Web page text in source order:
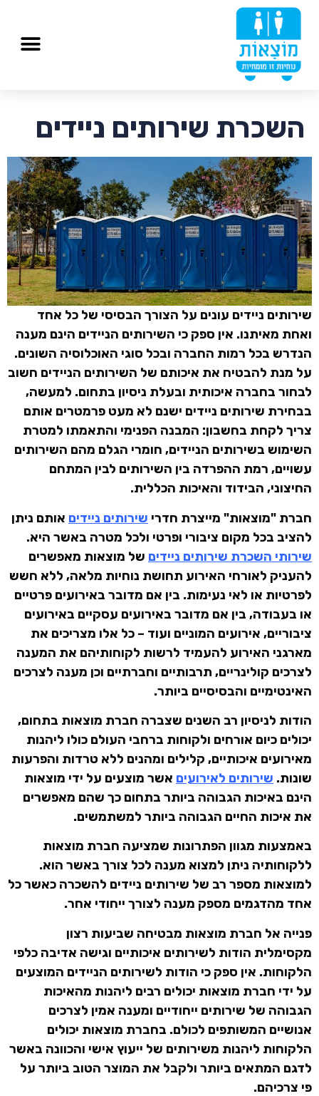
השכרת שירותים ניידים
שירותים ניידים עונים על הצורך הבסיסי של כל אחד
ואחת מאיתנו. אין ספק כי השירותים הניידים הינם מענה
הנדרש בכל רמות החברה ובכל סוגי האוכלוסיה השונים.
על מנת להבטיח את איכותם של השירותים הניידים חשוב
לבחור בחברה איכותית ובעלת ניסיון בתחום. למעשה,
בבחירת שירותים ניידים ישנם לא מעט פרמטרים אותם
צריך לקחת בחשבון: המבנה הפנימי והתאמתו למטרת
השימוש בשירותים הניידים, חומרי הגלם מהם השירותים
עשויים, רמת ההפרדה בין השירותים לבין המתחם
החיצוני, הבידוד והאיכות הכללית.
חברת "מוצאות" מייצרת חדרי שירותים ניידים אותם ניתן
להציב בכל מקום ציבורי ופרטי ולכל מטרה באשר היא.
שירותי השכרת שירותים ניידים של מוצאות מאפשרים
להעניק לאורחי האירוע תחושת נוחיות מלאה, ללא חשש
לפרטיות או לאי נעימות. בין אם מדובר באירועים פרטיים
או בעבודה, בין אם מדובר באירועים עסקיים באירועים
ציבוריים, אירועים המוניים ועוד – כל אלו מצריכים את
מארגני האירוע להעמיד לרשות לקוחותיהם את המענה
לצרכים קולינריים, תרבותיים וחברתיים וכן מענה לצרכים
האינטימיים והבסיסיים ביותר.
הודות לניסיון רב השנים שצברה חברת מוצאות בתחום,
יכולים כיום אורחים ולקוחות ברחבי העולם כולו ליהנות
מאירועים איכותיים, קלילים ומהנים ללא טרדות והפרעות
שונות. שירותים לאירועים אשר מוצעים על ידי מוצאות
הינם באיכות הגבוהה ביותר בתחום כך שהם מאפשרים
את איכות החיים הגבוהה ביותר למשתמשים.
באמצעות מגוון הפתרונות שמציעה חברת מוצאות
ללקוחותיה ניתן למצוא מענה לכל צורך באשר הוא.
למוצאות מספר רב של שירותים ניידים להשכרה כאשר כל
אחד מהדגמים מספק מענה לצורך ייחודי אחר.
פנייה אל חברת מוצאות מבטיחה שביעות רצון
מקסימלית הודות לשירותים איכותיים וגישה אדיבה כלפי
הלקוחות. אין ספק כי הודות לשירותים הניידים המוצעים
על ידי חברת מוצאות יכולים רבים ליהנות מהאיכות
הגבוהה של שירותים ייחודיים ומענה אמין לצרכים
אנושיים המשותפים לכולם. בחברת מוצאות יכולים
הלקוחות ליהנות משירותים של ייעוץ אישי והכוונה באשר
לדגם המתאים ביותר ולקבל את המוצר הטוב ביותר על
פי צרכיהם.